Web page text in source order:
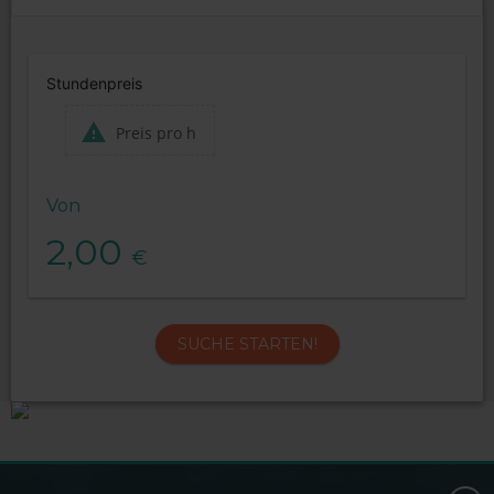
Stundenpreis
Preis pro h
Von
2,00 €
SUCHE STARTEN!